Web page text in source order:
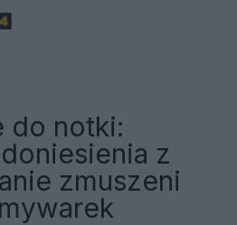
do notki:
z
zmuszeni